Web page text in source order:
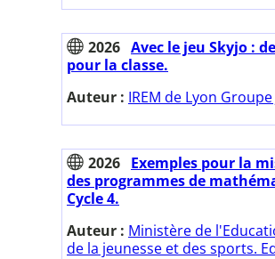
2026 Avec le jeu Skyjo :
pour la classe.
Auteur : IREM de Lyon Groupe
2026 Exemples pour la
des programmes de
Cycle 4.
Auteur : Ministère de
de la jeunesse et des sports.